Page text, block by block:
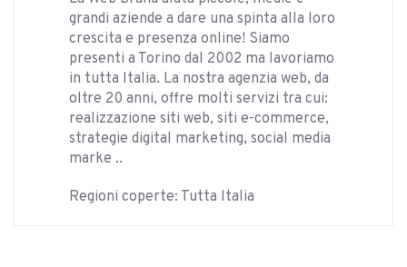
grandi aziende a dare una spinta alla loro
crescita e presenza online! Siamo
presenti a Torino dal 2002 ma lavoriamo
in tutta Italia. La nostra agenzia web, da
oltre 20 anni, offre molti servizi tra cui:
realizzazione siti web, siti e-commerce,
strategie digital marketing, social media
marke ..
Regioni coperte: Tutta Italia